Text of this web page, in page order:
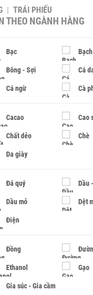
TRÁI PHIẾU
THEO NGÀNH HÀNG
Bạc
Bông - Sợi Cá
Cá ngừ Cà
Cacao Cao
Chất dẻo Chè
Da giày
Đá quý Dầu
Dầu mỏ Dệt
Điện
Đồng
Ethanol Gạo
Gia súc - Gia cầm